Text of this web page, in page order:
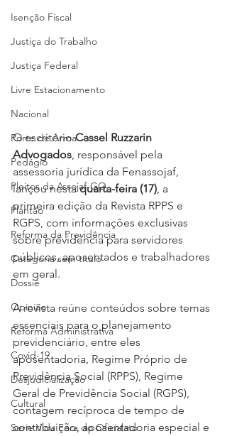
Isenção Fiscal
Justiça do Trabalho
Justiça Federal
Livre Estacionamento
Nacional
Porte de Arma
Pedágio
Pleitos da Assojaf-GO
Plantão
Reforma da Previdência
Categoria sem título
Dossiê
Opinião
Reforma Administrativa
Covid-19
Desjudicialização
Cultural
Serie Vida Fora do Oficialato
O escritório Cassel Ruzzarin
Advogados, responsável pela
assessoria jurídica da Fenassojaf,
lançou nesta quarta-feira (17), a
primeira edição da Revista RPPS e
RGPS, com informações exclusivas
sobre previdência para servidores
públicos, aposentados e trabalhadores
em geral.
A revista reúne conteúdos sobre temas
essenciais para o planejamento
previdenciário, entre eles
aposentadoria, Regime Próprio de
Previdência Social (RPPS), Regime
Geral de Previdência Social (RGPS),
contagem recíproca de tempo de
contribuição, aposentadoria especial e